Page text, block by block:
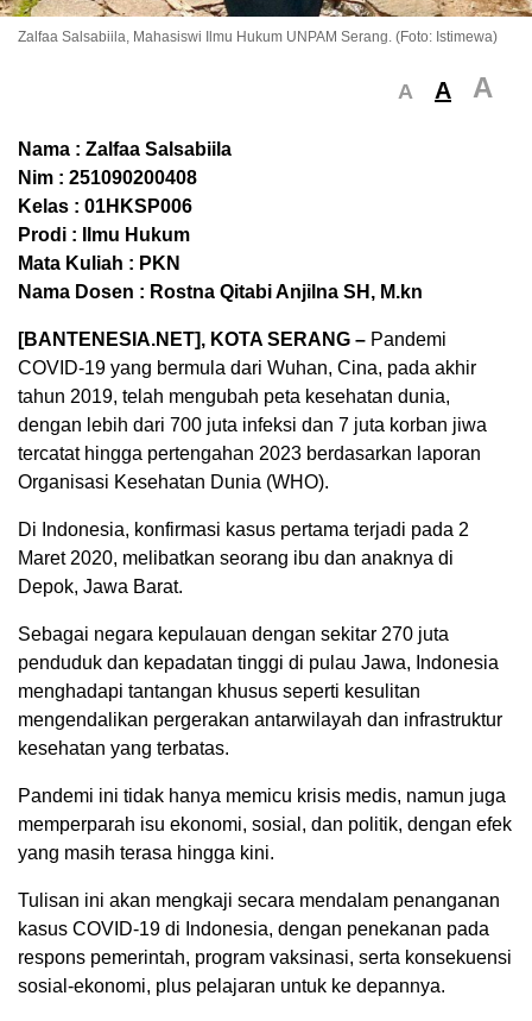
Zalfaa Salsabiila, Mahasiswi Ilmu Hukum UNPAM Serang. (Foto: Istimewa)
A A A
Nama : Zalfaa Salsabiila
Nim : 251090200408
Kelas : 01HKSP006
Prodi : Ilmu Hukum
Mata Kuliah : PKN
Nama Dosen : Rostna Qitabi Anjilna SH, M.kn
[BANTENESIA.NET], KOTA SERANG – Pandemi
COVID-19 yang bermula dari Wuhan, Cina, pada akhir
tahun 2019, telah mengubah peta kesehatan dunia,
dengan lebih dari 700 juta infeksi dan 7 juta korban jiwa
tercatat hingga pertengahan 2023 berdasarkan laporan
Organisasi Kesehatan Dunia (WHO).
Di Indonesia, konfirmasi kasus pertama terjadi pada 2
Maret 2020, melibatkan seorang ibu dan anaknya di
Depok, Jawa Barat.
Sebagai negara kepulauan dengan sekitar 270 juta
penduduk dan kepadatan tinggi di pulau Jawa, Indonesia
menghadapi tantangan khusus seperti kesulitan
mengendalikan pergerakan antarwilayah dan infrastruktur
kesehatan yang terbatas.
Pandemi ini tidak hanya memicu krisis medis, namun juga
memperparah isu ekonomi, sosial, dan politik, dengan efek
yang masih terasa hingga kini.
Tulisan ini akan mengkaji secara mendalam penanganan
kasus COVID-19 di Indonesia, dengan penekanan pada
respons pemerintah, program vaksinasi, serta konsekuensi
sosial-ekonomi, plus pelajaran untuk ke depannya.